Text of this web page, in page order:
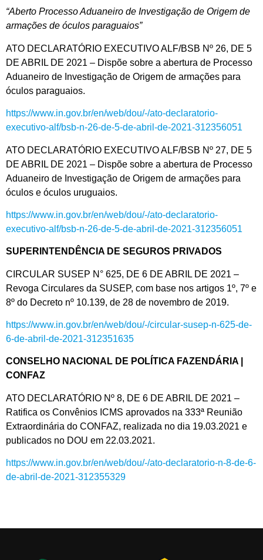
“Aberto Processo Aduaneiro de Investigação de Origem de
armações de óculos paraguaios”
ATO DECLARATÓRIO EXECUTIVO ALF/BSB Nº 26, DE 5
DE ABRIL DE 2021 – Dispõe sobre a abertura de Processo
Aduaneiro de Investigação de Origem de armações para
óculos paraguaios.
https://www.in.gov.br/en/web/dou/-/ato-declaratorio-
executivo-alf/bsb-n-26-de-5-de-abril-de-2021-312356051
ATO DECLARATÓRIO EXECUTIVO ALF/BSB Nº 27, DE 5
DE ABRIL DE 2021 – Dispõe sobre a abertura de Processo
Aduaneiro de Investigação de Origem de armações para
óculos e óculos uruguaios.
https://www.in.gov.br/en/web/dou/-/ato-declaratorio-
executivo-alf/bsb-n-26-de-5-de-abril-de-2021-312356051
SUPERINTENDÊNCIA DE SEGUROS PRIVADOS
CIRCULAR SUSEP N° 625, DE 6 DE ABRIL DE 2021 –
Revoga Circulares da SUSEP, com base nos artigos 1º, 7º e
8º do Decreto nº 10.139, de 28 de novembro de 2019.
https://www.in.gov.br/en/web/dou/-/circular-susep-n-625-de-
6-de-abril-de-2021-312351635
CONSELHO NACIONAL DE POLÍTICA FAZENDÁRIA |
CONFAZ
ATO DECLARATÓRIO Nº 8, DE 6 DE ABRIL DE 2021 –
Ratifica os Convênios ICMS aprovados na 333ª Reunião
Extraordinária do CONFAZ, realizada no dia 19.03.2021 e
publicados no DOU em 22.03.2021.
https://www.in.gov.br/en/web/dou/-/ato-declaratorio-n-8-de-6-
de-abril-de-2021-312355329